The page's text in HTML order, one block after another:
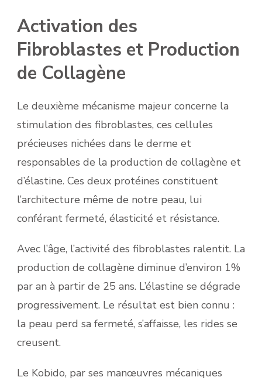
Activation des
Fibroblastes et Production
de Collagène
Le deuxième mécanisme majeur concerne la
stimulation des fibroblastes, ces cellules
précieuses nichées dans le derme et
responsables de la production de collagène et
d’élastine. Ces deux protéines constituent
l’architecture même de notre peau, lui
conférant fermeté, élasticité et résistance.
Avec l’âge, l’activité des fibroblastes ralentit. La
production de collagène diminue d’environ 1%
par an à partir de 25 ans. L’élastine se dégrade
progressivement. Le résultat est bien connu :
la peau perd sa fermeté, s’affaisse, les rides se
creusent.
Le Kobido, par ses manœuvres mécaniques